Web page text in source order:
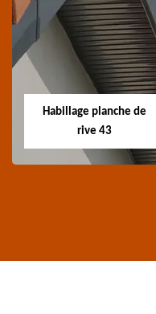
Traitement de
charpente 43
Spécialiste en
traitement de
Loire
Habillage planche de
rive 43
de rive 43